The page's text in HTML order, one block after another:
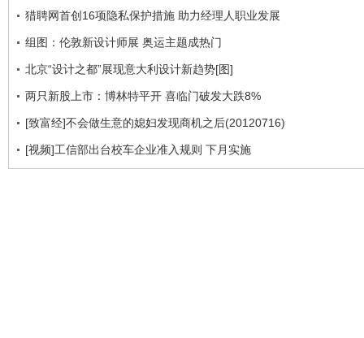
猎聘网首创16项隐私保护措施 助力经理人职业发展
组图：伦敦新设计师展 奥运主题成热门
北京“设计之都”展现意大利设计新趋势[图]
两只新股上市：博林特平开 喜临门破发大跌8%
[致富经]不会做生意的媳妇发现商机之后(20120716)
[视频]工信部出台校车企业准入规则 下月实施